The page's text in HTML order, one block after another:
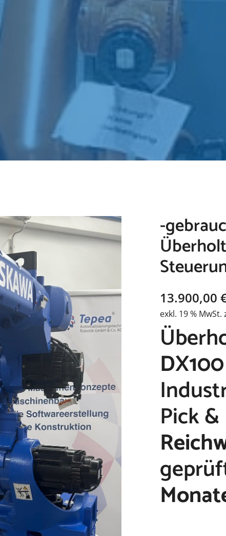
-
13.900,00
exkl. 19 % MwSt.
Pick